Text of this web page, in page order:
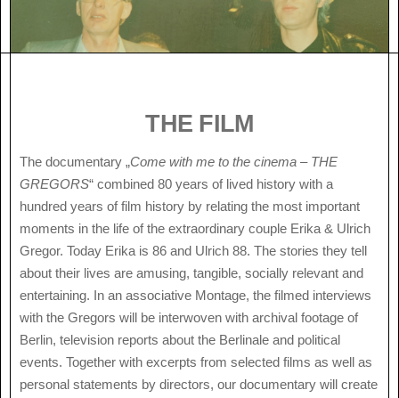
THE FILM
The documentary „Come with me to the cinema – THE
GREGORS“ combined 80 years of lived history with a
hundred years of film history by relating the most important
moments in the life of the extraordinary couple Erika & Ulrich
Gregor. Today Erika is 86 and Ulrich 88. The stories they tell
about their lives are amusing, tangible, socially relevant and
entertaining. In an associative Montage, the filmed interviews
with the Gregors will be interwoven with archival footage of
Berlin, television reports about the Berlinale and political
events. Together with excerpts from selected films as well as
personal statements by directors, our documentary will create